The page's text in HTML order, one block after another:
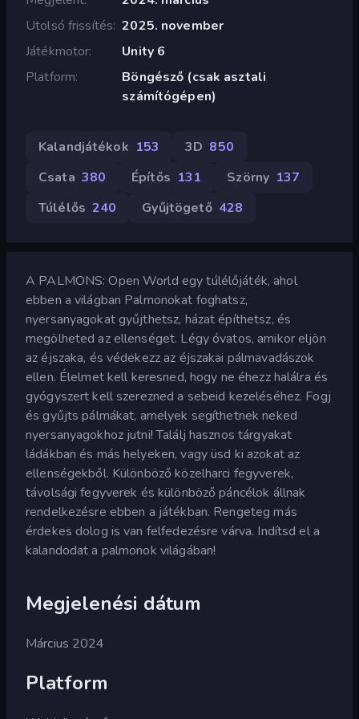
Utolsó frissítés 2025. november
Játékmotor
Unity 6
Platform
Böngésző (csak asztali
számítógépen)
Kalandjátékok 153 3D 850
Csata 380 Építős 131 Szörny 137
Túlélős 240 Gyűjtögető 428
A PALMONS: Open World egy túlélőjáték, ahol
ebben a világban Palmonokat foghatsz,
nyersanyagokat gyűjthetsz, házat építhetsz, és
megölheted az ellenséget. Légy óvatos, amikor eljön
az éjszaka, és védekezz az éjszakai pálmavadászok
ellen. Élelmet kell keresned, hogy ne éhezz halálra és
gyógyszert kell szerezned a sebeid kezeléséhez. Fogj
és gyűjts pálmákat, amelyek segíthetnek neked
nyersanyagokhoz jutni! Találj hasznos tárgyakat
ládákban és más helyeken, vagy üsd ki azokat az
ellenségekből. Különböző közelharci fegyverek,
távolsági fegyverek és különböző páncélok állnak
rendelkezésre ebben a játékban. Rengeteg más
érdekes dolog is van felfedezésre várva. Indítsd el a
kalandodat a palmonok világában!
Megjelenési dátum
Március 2024
Platform